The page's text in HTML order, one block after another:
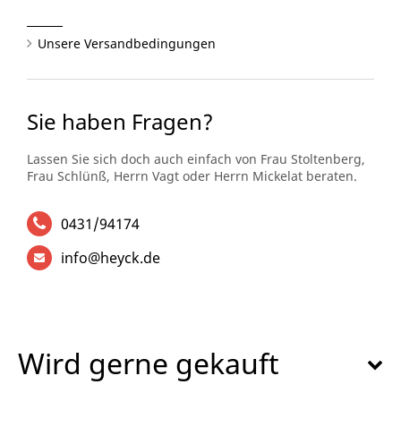
Unsere Versandbedingungen
Sie haben Fragen?
Lassen Sie sich doch auch einfach von Frau Stoltenberg,
Frau Schlünß, Herrn Vagt oder Herrn Mickelat beraten.
0431/94174
info@heyck.de
Wird gerne gekauft